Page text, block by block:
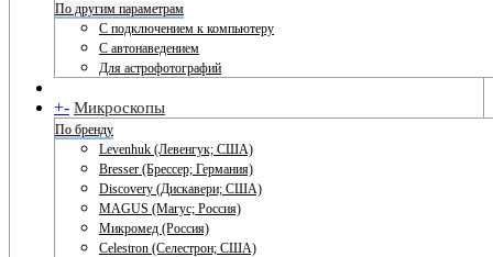
По другим параметрам
С подключением к компьютеру
С автонаведением
Для астрофотографий
+- Микроскопы
По бренду
Levenhuk (Левенгук; США)
Bresser (Брессер; Германия)
Discovery (Дискавери; США)
MAGUS (Магус; Россия)
Микромед (Россия)
Celestron (Селестрон; США)